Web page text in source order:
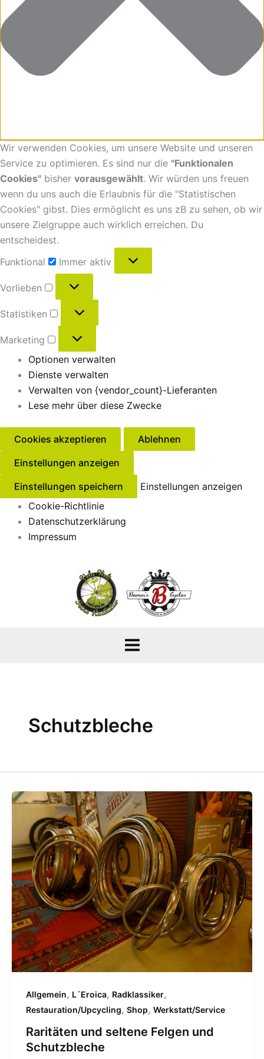
Wir verwenden Cookies, um unsere Website und unseren
Service zu optimieren. Es sind nur die "Funktionalen
Cookies" bisher vorausgewählt. Wir würden uns freuen
wenn du uns auch die Erlaubnis für die "Statistischen
Cookies" gibst. Dies ermöglicht es uns zB zu sehen, ob wir
unsere Zielgruppe auch wirklich erreichen. Du
entscheidest.
Funktional
Immer aktiv
Vorlieben
Statistiken
Marketing
Optionen verwalten
Dienste verwalten
Verwalten von {vendor_count}-Lieferanten
Lese mehr über diese Zwecke
Cookies akzeptieren
Ablehnen
Einstellungen anzeigen
Einstellungen speichern
Einstellungen anzeigen
Cookie-Richtlinie
Datenschutzerklärung
Impressum
Schutzbleche
Allgemein, L´Eroica, Radklassiker,
Restauration/Upcycling, Shop, Werkstatt/Service
Raritäten und seltene Felgen und
Schutzbleche